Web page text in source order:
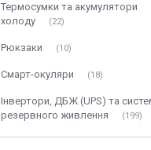
Термосумки та акумулятори
холоду
22
Рюкзаки 10
Смарт-окуляри 18
Інвертори, ДБЖ (UPS) та
резервного живлення
199